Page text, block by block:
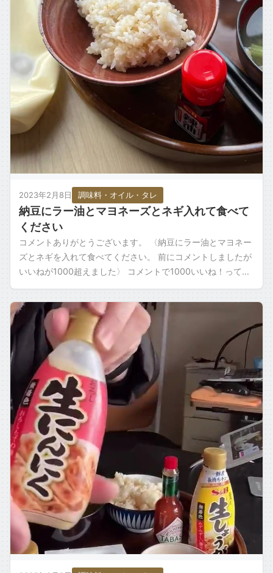
2023年2月8日 調味料・オイル・タレ
納豆にラー油とマヨネーズとネギ入れて食べて
ください
コメントありがとうございます。 〈納豆にラー油とマヨネー
ズとネギを入れて食べてください。 前にコメントしましたが
いいねが1000超えました〉 コメントで1000いいね！ってす
ごいですね。皆さん結構やっ […]